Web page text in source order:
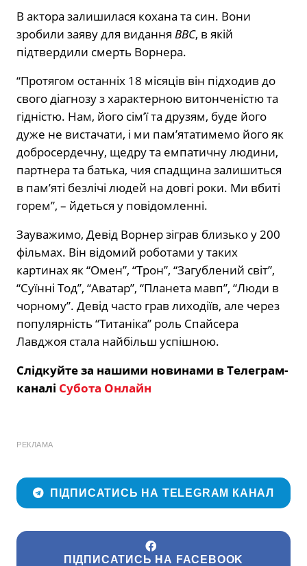
В актора залишилася кохана та син. Вони
зробили заяву для видання ВВС, в якій
підтвердили смерть Ворнера.
“Протягом останніх 18 місяців він підходив до
свого діагнозу з характерною витонченістю та
гідністю. Нам, його сім’ї та друзям, буде його
дуже не вистачати, і ми пам’ятатимемо його як
добросердечну, щедру та емпатичну людини,
партнера та батька, чия спадщина залишиться
в пам’яті безлічі людей на довгі роки. Ми вбиті
горем”, – йдеться у повідомленні.
Зауважимо, Девід Ворнер зіграв близько у 200
фільмах. Він відомий роботами у таких
картинах як “Омен”, “Трон”, “Загублений світ”,
“Суїнні Тод”, “Аватар”, “Планета мавп”, “Люди в
чорному”. Девід часто грав лиходіїв, але через
популярність “Титаніка” роль Спайсера
Лавджоя стала найбільш успішною.
Слідкуйте за нашими новинами в Телеграм-
каналі Субота Онлайн
РЕКЛАМА
ПІДПИСАТИСЬ НА TELEGRAM КАНАЛ
ПІДПИСАТИСЬ НА FACEBOOK